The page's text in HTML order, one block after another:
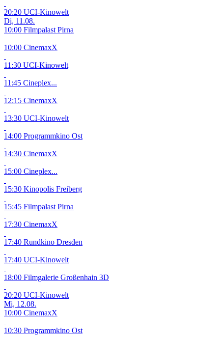
20:20 UCI-Kinowelt
Di, 11.08.
10:00 Filmpalast Pirna
10:00 CinemaxX
11:30 UCI-Kinowelt
11:45 Cineplex...
12:15 CinemaxX
13:30 UCI-Kinowelt
14:00 Programmkino Ost
14:30 CinemaxX
15:00 Cineplex...
15:30 Kinopolis Freiberg
15:45 Filmpalast Pirna
17:30 CinemaxX
17:40 Rundkino Dresden
17:40 UCI-Kinowelt
18:00 Filmgalerie Großenhain 3D
20:20 UCI-Kinowelt
Mi, 12.08.
10:00 CinemaxX
10:30 Programmkino Ost